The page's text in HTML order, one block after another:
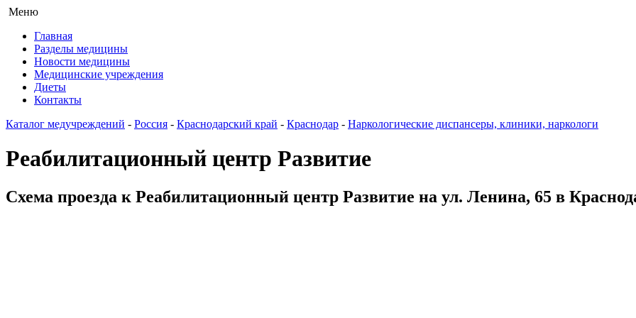
Меню
Главная
Разделы медицины
Новости медицины
Медицинские учреждения
Диеты
Контакты
Каталог медучреждений - Россия - Краснодарский край - Краснодар - Наркологические диспансеры, клиники, наркологи
Реабилитационный центр Развитие
Схема проезда к Реабилитационный центр Развитие на ул. Ленина, 65 в